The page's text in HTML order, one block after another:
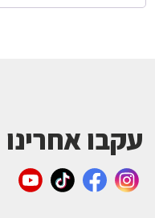
עקבו אחרינו